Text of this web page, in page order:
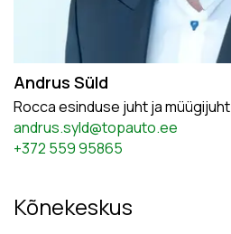
Andrus Süld
Rocca esinduse juht ja müügijuht
andrus.syld@topauto.ee
+372 559 95865
Kõnekeskus